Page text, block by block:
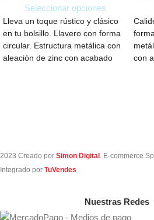
Seleccionar opciones
Lleva un toque rústico y clásico
en tu bolsillo. Llavero con forma
circular. Estructura metálica con
aleación de zinc con acabado
con
2023 Creado por Simon Digital . E-commerce
Integrado por TuVendes
Nuestras Redes